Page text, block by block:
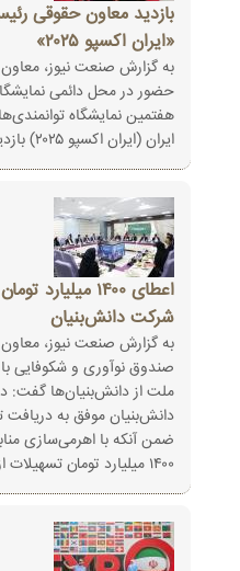
بازدید معاون حقوقی
«ایران اکسپو ۲۰۲۵»
به گزارش صنعت نیوز، معاون
حضور در محل دائمی
هفتمین نمایشگاه
ایران (ایران اکسپو ۲۰۲۵) بازدید کرد.
شرکت دانش‌بنیان
به گزارش صنعت نیوز، معاون
صندوق نوآوری و شکوفایی با
دانش‌بنیان موفق به دریافت
۱۴۰۰ میلیارد تومان تسهیلات از بانک دریافت کردند.